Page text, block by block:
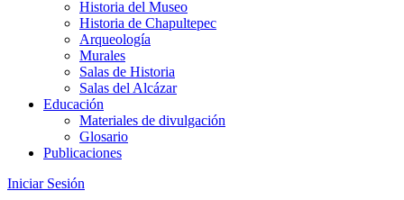
Historia del Museo
Historia de Chapultepec
Arqueología
Murales
Salas de Historia
Salas del Alcázar
Educación
Materiales de divulgación
Glosario
Publicaciones
Iniciar Sesión